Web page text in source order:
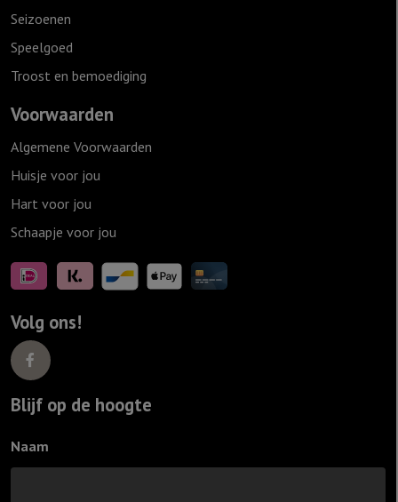
Seizoenen
Speelgoed
Troost en bemoediging
Voorwaarden
Algemene Voorwaarden
Huisje voor jou
Hart voor jou
Schaapje voor jou
Volg ons!
Blijf op de hoogte
Naam